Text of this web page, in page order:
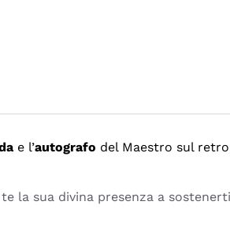
e l’autografo del Maestro sul
la sua divina presenza a